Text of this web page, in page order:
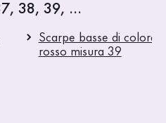
38, 39, ...
Scarpe basse di colore
rosso misura 39